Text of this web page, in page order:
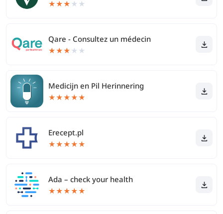
★★★ ★ ★
Qare - Consultez un médecin
★★★ ★ ★
Medicijn en Pil Herinnering
★★★★★
Erecept.pl
★★★★★
Ada – check your health
★★★★★